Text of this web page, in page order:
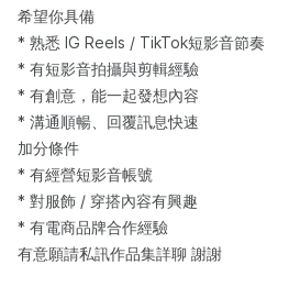
希望你具備
* 熟悉 IG Reels / TikTok短影音節奏
* 有短影音拍攝與剪輯經驗
* 有創意，能一起發想內容
* 溝通順暢、回覆訊息快速
加分條件
* 有經營短影音帳號
* 對服飾 / 穿搭內容有興趣
* 有電商品牌合作經驗
有意願請私訊作品集詳聊 謝謝